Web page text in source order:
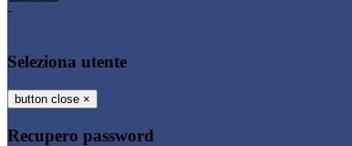
-
Seleziona utente
button close ×
Recupero password